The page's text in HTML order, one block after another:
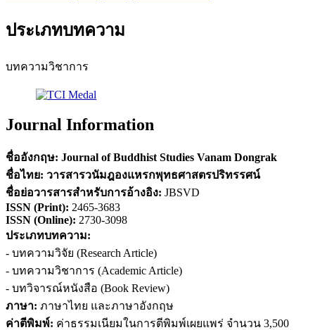
ประเภทบทความ
บทความวิชาการ
Journal Information
ชื่ออังกฤษ: Journal of Buddhist Studies Vanam Dongrak
ชื่อไทย: วารสารวนัมฎองแหรกพุทธศาสตรปริทรรศน์
ชื่อย่อวารสารสำหรับการอ้างอิง: JBSVD
ISSN (Print): 2465-3683
ISSN (Online): 2730-3098
ประเภทบทความ:
- บทความวิจัย (Research Article)
- บทความวิชาการ (Academic Article)
- บทวิจารณ์หนังสือ (Book Review)
ภาษา: ภาษาไทย และภาษาอังกฤษ
ค่าตีพิมพ์: ค่าธรรมเนียมในการตีพิมพ์เผยแพร่ จำนวน 3,500